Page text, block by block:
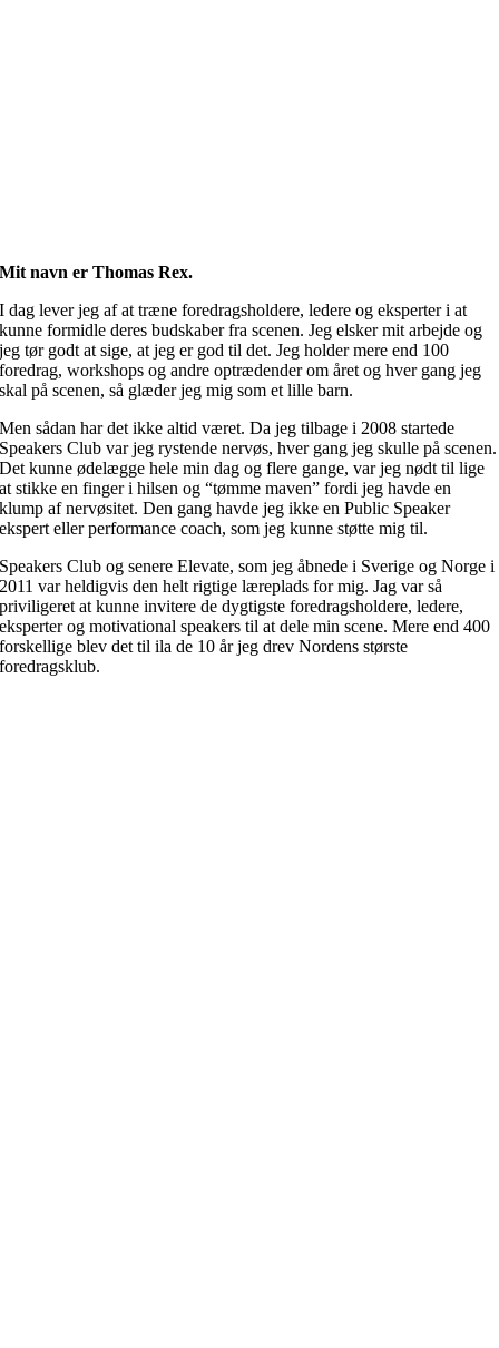
Mit navn er Thomas Rex.
I dag lever jeg af at træne foredragsholdere, ledere og eksperter i at
kunne formidle deres budskaber fra scenen. Jeg elsker mit arbejde og
jeg tør godt at sige, at jeg er god til det. Jeg holder mere end 100
foredrag, workshops og andre optrædender om året og hver gang jeg
skal på scenen, så glæder jeg mig som et lille barn.
Men sådan har det ikke altid været. Da jeg tilbage i 2008 startede
Speakers Club var jeg rystende nervøs, hver gang jeg skulle på scenen.
Det kunne ødelægge hele min dag og flere gange, var jeg nødt til lige
at stikke en finger i hilsen og “tømme maven” fordi jeg havde en
klump af nervøsitet. Den gang havde jeg ikke en Public Speaker
ekspert eller performance coach, som jeg kunne støtte mig til.
Speakers Club og senere Elevate, som jeg åbnede i Sverige og Norge i
2011 var heldigvis den helt rigtige læreplads for mig. Jag var så
priviligeret at kunne invitere de dygtigste foredragsholdere, ledere,
eksperter og motivational speakers til at dele min scene. Mere end 400
forskellige blev det til ila de 10 år jeg drev Nordens største
foredragsklub.